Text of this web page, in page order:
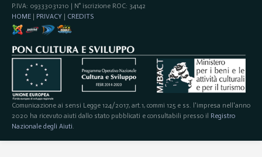
P.IVA: 09333031210 | N° iscrizione ROC: 34142
HOME| PRIVACY | CREDITS
Comunicazione ai sensi Legge 124/2017, art.1, commi 125 e ss. l'impresa nell'anno
2020 ha ricevuto aiuti dallo stato pubblicati e consultabili presso il Registro
Nazionale degli Aiuti